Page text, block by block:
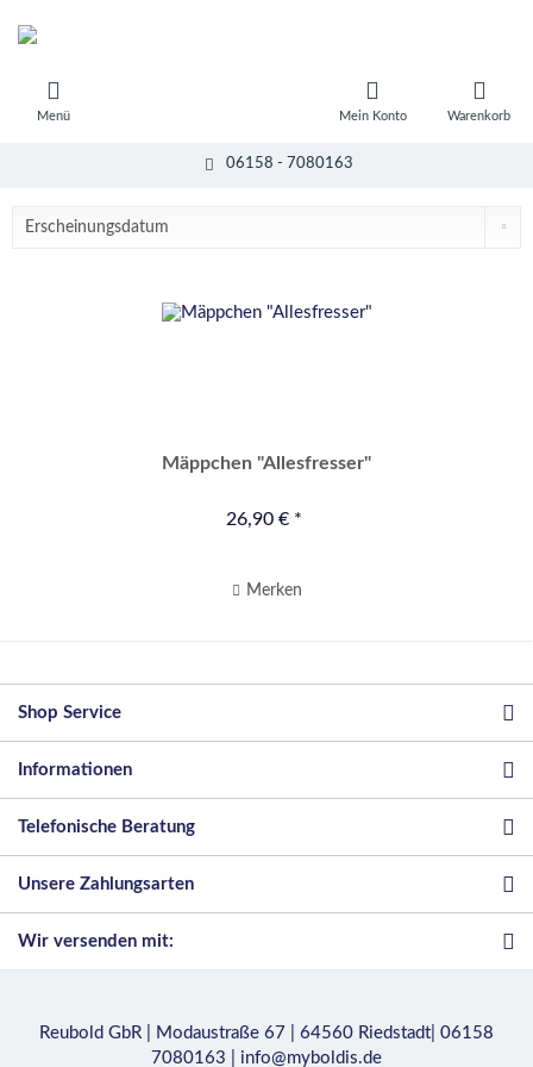
06158 - 7080163
Menü Warenkorb
Mein Konto
Mäppchen "Allesfresser"
26,90 € *
Merken
Shop Service
Informationen
Telefonische Beratung
Unsere Zahlungsarten
Wir versenden mit:
Reubold GbR | Modaustraße 67 | 64560 Riedstadt| 06158
7080163 | info@myboldis.de